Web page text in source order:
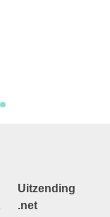
Uitzending
.net